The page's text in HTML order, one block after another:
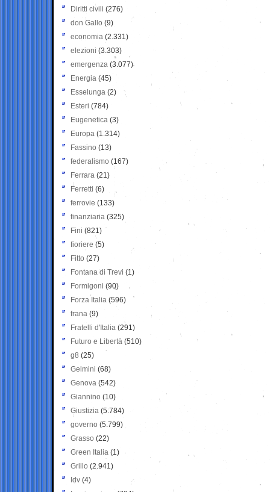
Diritti civili (276)
don Gallo (9)
economia (2.331)
elezioni (3.303)
emergenza (3.077)
Energia (45)
Esselunga (2)
Esteri (784)
Eugenetica (3)
Europa (1.314)
Fassino (13)
federalismo (167)
Ferrara (21)
Ferretti (6)
ferrovie (133)
finanziaria (325)
Fini (821)
fioriere (5)
Fitto (27)
Fontana di Trevi (1)
Formigoni (90)
Forza Italia (596)
frana (9)
Fratelli d'Italia (291)
Futuro e Libertà (510)
g8 (25)
Gelmini (68)
Genova (542)
Giannino (10)
Giustizia (5.784)
governo (5.799)
Grasso (22)
Green Italia (1)
Grillo (2.941)
Idv (4)